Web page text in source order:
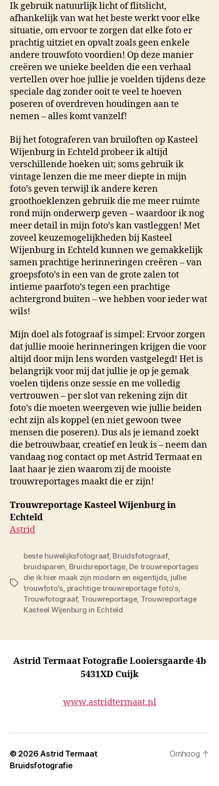
Ik gebruik natuurlijk licht of flitslicht,
afhankelijk van wat het beste werkt voor elke
situatie, om ervoor te zorgen dat elke foto er
prachtig uitziet en opvalt zoals geen enkele
andere trouwfoto voordien! Op deze manier
creëren we unieke beelden die een verhaal
vertellen over hoe jullie je voelden tijdens deze
speciale dag zonder ooit te veel te hoeven
poseren of overdreven houdingen aan te
nemen – alles komt vanzelf!
Bij het fotograferen van bruiloften op Kasteel
Wijenburg in Echteld probeer ik altijd
verschillende hoeken uit; soms gebruik ik
vintage lenzen die me meer diepte in mijn
foto’s geven terwijl ik andere keren
groothoeklenzen gebruik die me meer ruimte
rond mijn onderwerp geven – waardoor ik nog
meer detail in mijn foto’s kan vastleggen! Met
zoveel keuzemogelijkheden bij Kasteel
Wijenburg in Echteld kunnen we gemakkelijk
samen prachtige herinneringen creëren – van
groepsfoto’s in een van de grote zalen tot
intieme paarfoto’s tegen een prachtige
achtergrond buiten – we hebben voor ieder wat
wils!
Mijn doel als fotograaf is simpel: Ervoor zorgen
dat jullie mooie herinneringen krijgen die voor
altijd door mijn lens worden vastgelegd! Het is
belangrijk voor mij dat jullie je op je gemak
voelen tijdens onze sessie en me volledig
vertrouwen – per slot van rekening zijn dit
foto’s die moeten weergeven wie jullie beiden
echt zijn als koppel (en niet gewoon twee
mensen die poseren). Dus als je iemand zoekt
die betrouwbaar, creatief en leuk is – neem dan
vandaag nog contact op met Astrid Termaat en
laat haar je zien waarom zij de mooiste
trouwreportages maakt die er zijn!
Trouwreportage Kasteel Wijenburg in
Echteld
Astrid
Tags
beste huwelijksfotograaf, Bruidsfotograaf,
bruidsparen, Bruidsreportage, De trouwreportages
die ik hier maak zijn modern en eigentijds, jullie
trouwfoto's, prachtige trouwreportage foto's,
Trouwfotograaf, Trouwreportage, Trouwreportage
Kasteel Wijenburg in Echteld
Astrid Termaat Fotografie Looiersgaarde 4b
5431XD Cuijk
www.astridtermaat.nl
© 2026 Astrid Termaat
Bruidsfotografie
Omhoog ↑